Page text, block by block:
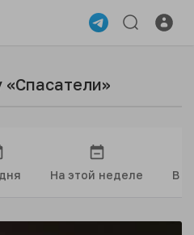
На этой неделе В